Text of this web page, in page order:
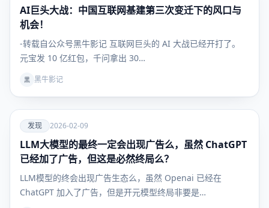
发现
AI巨头大战：中国互联网基建第三次变迁下的风口与
机会！
-转载自公众号黑牛影记 互联网巨头的 AI 大战已经开打了。
元宝发 10 亿红包，千问拿出 30…
黑 黑牛影记
爱
发现
发现 2026-02-09
LLM大模型的最终一定会出现广告么，虽然 ChatGPT
已经加了广告，但这是必然终局么？
LLM模型的终会出现广告生态么，虽然 Openai 已经在
ChatGPT 加入了广告，但是开元模型终局非要是…